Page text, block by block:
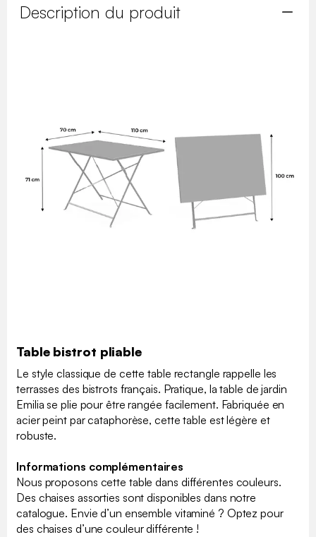
Description du produit
Table bistrot pliable
Le style classique de cette table rectangle rappelle les
terrasses des bistrots français. Pratique, la table de jardin
Emilia se plie pour être rangée facilement. Fabriquée en
acier peint par cataphorèse, cette table est légère et
robuste.
Informations complémentaires
Nous proposons cette table dans différentes couleurs.
Des chaises assorties sont disponibles dans notre
catalogue. Envie d’un ensemble vitaminé ? Optez pour
des chaises d’une couleur différente !